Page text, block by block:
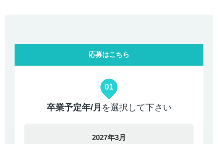
応募はこちら
01
卒業予定年/月 を選択して下さい
2027年3月